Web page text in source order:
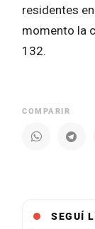
residentes
momento la
132.
COMPARIR
SEGUÍ